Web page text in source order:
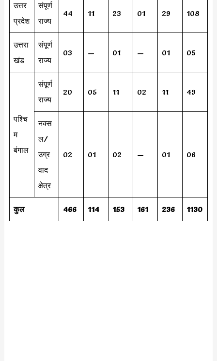
उत्तर
प्रदेश
संपूर्ण
राज्य
44 11 23 01 29 108
उत्तरा
खंड
संपूर्ण
राज्य
03 — 01 — 01 05
पश्चि
म
बंगाल
संपूर्ण
राज्य
20 05 11 02 11 49
नक्स
ल/
उग्र
वाद
क्षेत्र
02 01 02 — 01 06
कुल 466 114 153 161 236 1130